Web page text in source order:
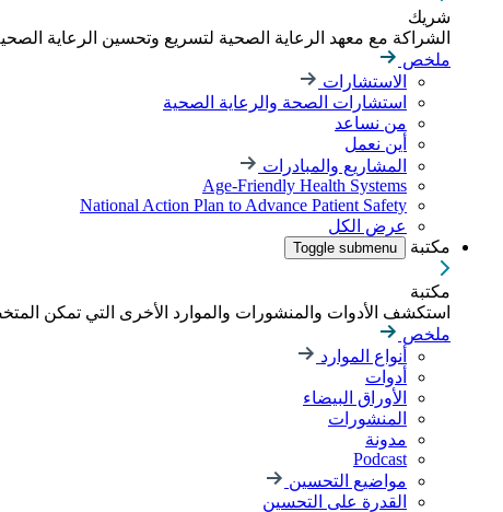
شريك
الشراكة مع معهد الرعاية الصحية لتسريع وتحسين الرعاية
ملخص
الاستشارات
استشارات الصحة والرعاية الصحية
من نساعد
أين نعمل
المشاريع والمبادرات
Age-Friendly Health Systems
National Action Plan to Advance Patient Safety
عرض الكل
مكتبة
Toggle submenu
مكتبة
استكشف الأدوات والمنشورات والموارد الأخرى التي تمكن
ملخص
أنواع الموارد
أدوات
الأوراق البيضاء
المنشورات
مدونة
Podcast
مواضيع التحسين
القدرة على التحسين